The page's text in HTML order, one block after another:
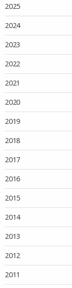
2025
2024
2023
2022
2021
2020
2019
2018
2017
2016
2015
2014
2013
2012
2011